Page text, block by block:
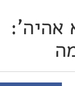
אהיה':